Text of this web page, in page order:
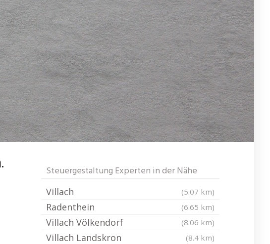
Steuergestaltung Experten in der Nähe
Villach (5.07 km)
Radenthein (6.65 km)
Villach Völkendorf (8.06 km)
Villach Landskron (8.4 km)